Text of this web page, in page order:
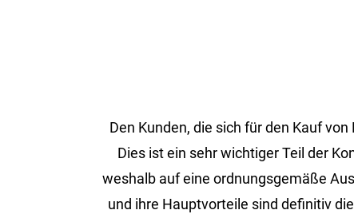
Den Kun­den, die sich für den Kauf
Dies ist ein sehr wich­ti­ger Teil der
wes­halb auf eine ord­nungs­ge­mä­ße
und ihre Haupt­vor­tei­le sind de­fi­ni­tiv